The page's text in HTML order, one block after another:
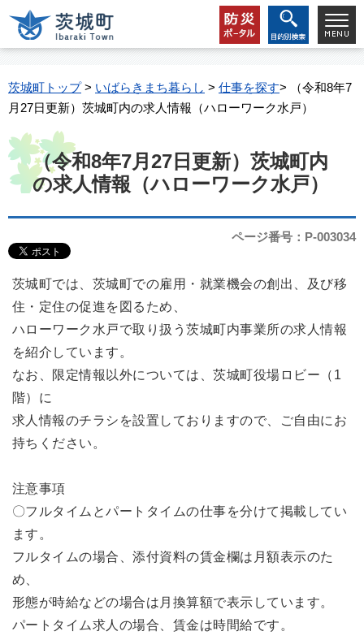
茨城町トップ> いばらきまち暮らし > 仕事を探す> （令和8年7
月27日更新）茨城町内の求人情報（ハローワーク水戸）
（令和8年7月27日更新）茨城町内
の求人情報（ハローワーク水戸）
ページ番号：P-003034
茨城町では、茨城町での雇用・就業機会の創出、及び移
住・定住の促進を図るため、
ハローワーク水戸で取り扱う茨城町内事業所の求人情報
を紹介しています。
なお、限定情報以外については、茨城町役場ロビー（1
階）に
求人情報のチラシを設置しておりますので、ご自由にお
持ちください。
注意事項
〇フルタイムとパートタイムの仕事を分けて掲載してい
ます。
フルタイムの場合、添付資料の賃金欄は月額表示のた
め、
形態が時給などの場合は月換算額で表示しています。
パートタイム求人の場合、賃金は時間給です。